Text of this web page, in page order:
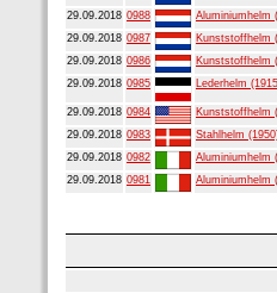
29.09.2018 0988
Aluminiumhelm
29.09.2018 0987
Kunststoffhelm
29.09.2018 0986
Kunststoffhelm
29.09.2018 0985 Lederhelm
29.09.2018 0984
Kunststoffhelm
29.09.2018 0983
Stahlhelm
29.09.2018 0982
Aluminiumhelm
29.09.2018 0981 Aluminiumhelm